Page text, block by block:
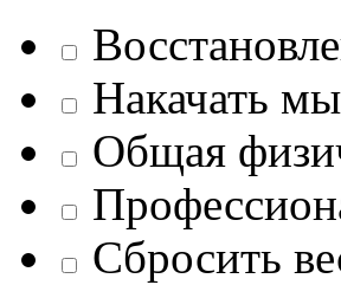
Накачать
Общая
Сбросить